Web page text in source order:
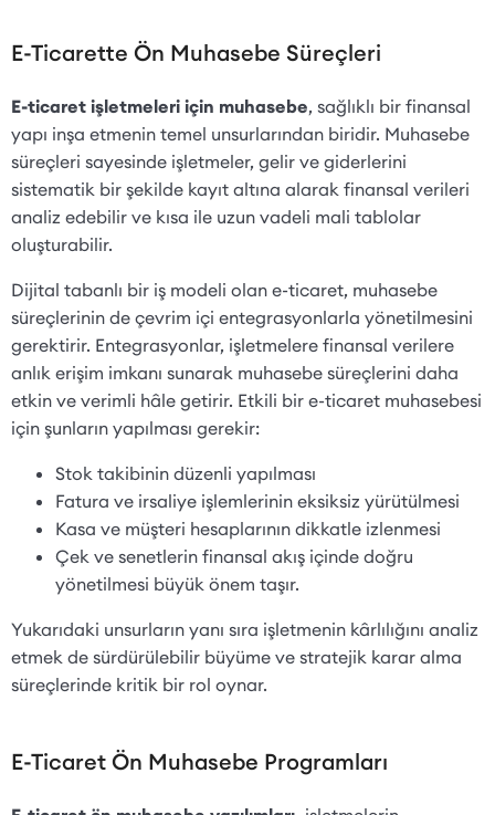
E-Ticarette Ön Muhasebe Süreçleri
E-ticaret işletmeleri için muhasebe, sağlıklı bir finansal
yapı inşa etmenin temel unsurlarından biridir. Muhasebe
süreçleri sayesinde işletmeler, gelir ve giderlerini
sistematik bir şekilde kayıt altına alarak finansal verileri
analiz edebilir ve kısa ile uzun vadeli mali tablolar
oluşturabilir.
Dijital tabanlı bir iş modeli olan e-ticaret, muhasebe
süreçlerinin de çevrim içi entegrasyonlarla yönetilmesini
gerektirir. Entegrasyonlar, işletmelere finansal verilere
anlık erişim imkanı sunarak muhasebe süreçlerini daha
etkin ve verimli hâle getirir. Etkili bir e-ticaret muhasebesi
için şunların yapılması gerekir:
Stok takibinin düzenli yapılması
Fatura ve irsaliye işlemlerinin eksiksiz yürütülmesi
Kasa ve müşteri hesaplarının dikkatle izlenmesi
Çek ve senetlerin finansal akış içinde doğru
yönetilmesi büyük önem taşır.
Yukarıdaki unsurların yanı sıra işletmenin kârlılığını analiz
etmek de sürdürülebilir büyüme ve stratejik karar alma
süreçlerinde kritik bir rol oynar.
E-Ticaret Ön Muhasebe Programları